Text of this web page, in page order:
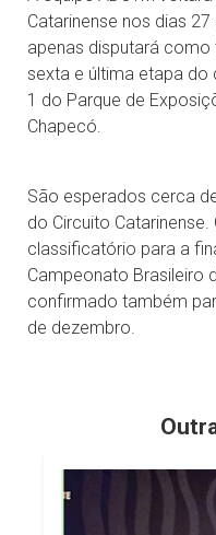
Catarinense nos dias
apenas disputará
sexta e última etapa do
1 do Parque de
Chapecó.
São esperados cerca
do Circuito
classificatório para a
Campeonato Brasileiro
confirmado também
de dezembro.